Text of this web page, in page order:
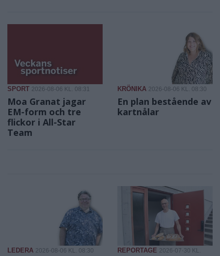
SPORT 2026-08-06 KL. 08:31
Moa Granat jagar
EM-form och tre
flickor i All-Star
Team
KRÖNIKA 2026-08-06 KL. 08:30
En plan bestående av
kartnålar
LEDERA 2026-08-06 KL. 08:30 REPORTAGE 2026-07-30 KL.